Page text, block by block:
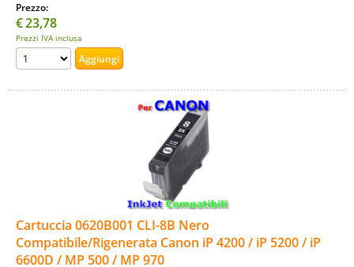
Prezzo:
€23,78
Prezzi IVA inclusa
Cartuccia 0620B001 CLI-8B Nero
Compatibile/Rigenerata Canon iP 4200 / iP 5200 / iP
6600D / MP 500 / MP 970